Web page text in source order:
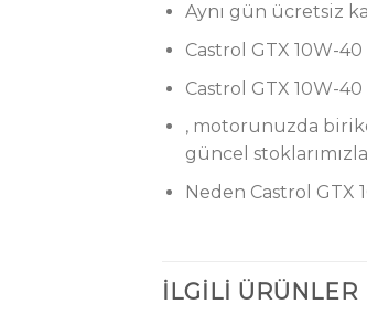
Aynı gün ücretsiz
Castrol GTX 10W-
Castrol GTX 10W-40
, motorunuzda
güncel
Neden Castrol GTX
İLGILI ÜRÜNLER